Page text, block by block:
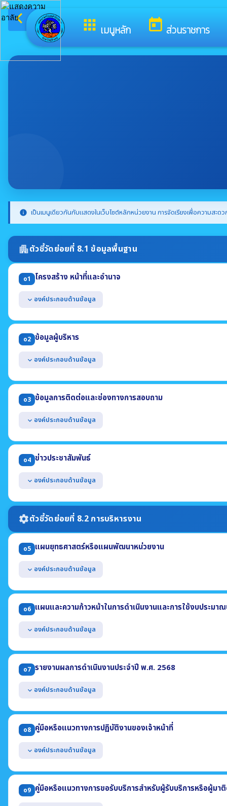
apps เมนูหลัก today ส่วนราชการ
arrow_back_ios กลับเมนูหลัก
info เป็นเมนูเดียวกันกับแสดงในเว็บไซต์หลักหน่วยงาน การจัดเรียงเพื่อความสะด
apartmentตัวชี้วัดย่อยที่ 8.1 ข้อมูลพื้นฐาน
o1 โครงสร้าง หน้าที่และอำนาจ
expand_more องค์ประกอบด้านข้อมูล
แสดงแผนผังโครงสร้างการแบ่งส่วนราชการของหน่วยงาน
แสดงตำแหน่งที่สำคัญและการแบ่งส่วนงานภายใน เช่น สำนัก กอง ศูนย์
แสดงข้อมูลเฉพาะที่อธิบายถึงหน้าที่และอำนาจของหน่วยงาน (ต้องไม่เ
* กรณี อปท. ให้แสดงแผนผังโครงสร้างทั้งฝ่ายการเมืองและฝ่ายข้าราชการปร
o2 ข้อมูลผู้บริหาร
expand_more องค์ประกอบด้านข้อมูล
แสดงข้อมูลของผู้บริหารสูงสุด และผู้ดำรงตำแหน่งทางการบริหารของห
(1) ชื่อ-นามสกุล ตำแหน่ง (2) รูปถ่าย (3) ช่องทางการติดต่อ
o3 ข้อมูลการติดต่อและช่องทางการสอบถาม
expand_more องค์ประกอบด้านข้อมูล
แสดงข้อมูลการติดต่อของหน่วยงาน อย่างน้อยประกอบด้วย
(1) ที่อยู่สำนักงาน (2) หมายเลขโทรศัพท์ (3) หมายเลขโทรสาร
(4) ที่อยู่ไปรษณีย์อิเล็กทรอนิกส์ (5) แผนที่ตั้ง
แสดงช่องทางการสอบถามข้อมูลออนไลน์ของหน่วยงาน
o4 ข่าวประชาสัมพันธ์
expand_more องค์ประกอบด้านข้อมูล
แสดงข้อมูลข่าวสารต่างๆ ที่เกี่ยวข้องกับการดำเนินงานตามอำนาจหน้าที่
เป็นข้อมูลข่าวสารที่เกิดขึ้นในปี พ.ศ. 2569
settingsตัวชี้วัดย่อยที่ 8.2 การบริหารงาน
o5 แผนยุทธศาสตร์หรือแผนพัฒนาหน่วยงาน
expand_more องค์ประกอบด้านข้อมูล
แสดงแผนการดำเนินภารกิจของหน่วยงานที่มีระยะเวลามากกว่า 1 ปี อย่
(1) ยุทธศาสตร์หรือแนวทาง (2) เป้าหมาย (3) ตัวชี้วัด
มีระยะเวลาบังคับใช้ครอบคลุมปี พ.ศ. 2569
o6 แผนและความก้าวหน้าในการดำเนินงานและการใช้งบประมา
expand_more องค์ประกอบด้านข้อมูล
แสดงแผนการดำเนินงานตามภารกิจของหน่วยงาน ประจำปี พ.ศ. 2569
(1) โครงการหรือกิจกรรม (2) งบประมาณแต่ละโครงการ (3) ระยะเวลาดำเนิ
แสดงผลความก้าวหน้าในการดำเนินงาน ข้อมูล ณ วันที่ 31 มีนาคม
(1) ความก้าวหน้าการดำเนินการแต่ละโครงการ (2) ร้อยละของการใช้จ่ายงบ
o7 รายงานผลการดำเนินงานประจำปี พ.ศ. 2568
expand_more องค์ประกอบด้านข้อมูล
แสดงผลการดำเนินงานตามแผนดำเนินงาน ประจำปีงบประมาณ 2568 โ
(1) ผลการดำเนินงานของแต่ละโครงการหรือกิจกรรม
(2) งบประมาณที่ได้รับจัดสรรแต่ละโครงการหรือกิจกรรม
(3) ผลการใช้จ่ายงบประมาณที่ใช้ดำเนินงานแต่ละโครงการหรือกิจกรรม
(4) ช่วงระยะเวลาในการดำเนินงานแต่ละโครงการหรือกิจกรรม
o8 คู่มือหรือแนวทางการปฏิบัติงานของเจ้าหน้าที่
expand_more องค์ประกอบด้านข้อมูล
แสดงคู่มือหรือแนวทางการปฏิบัติงานที่เจ้าหน้าที่ของหน่วยงานใช้ยึดถือป
อย่างน้อยประกอบด้วย
(1) ชื่องาน (2) วิธีการขั้นตอนการปฏิบัติงาน
o9 คู่มือหรือแนวทางการขอรับบริการสำหรับผู้รับบริการหรือผู้มา